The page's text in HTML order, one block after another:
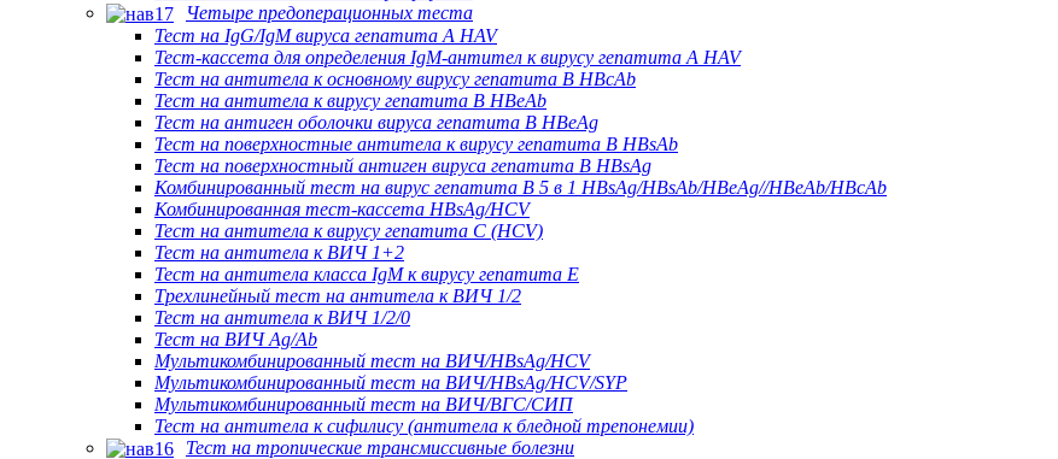
Четыре предоперационных теста
Тест на IgG/IgM вируса гепатита А HAV
Тест-кассета для определения IgM-антител к вирусу гепатита А HAV
Тест на антитела к основному вирусу гепатита B HBcAb
Тест на антитела к вирусу гепатита B HBeAb
Тест на антиген оболочки вируса гепатита B HBeAg
Тест на поверхностные антитела к вирусу гепатита B HBsAb
Тест на поверхностный антиген вируса гепатита B HBsAg
Комбинированный тест на вирус гепатита В 5 в 1 HBsAg/HBsAb/HBeAg//HBeAb/HBcAb
Комбинированная тест-кассета HBsAg/HCV
Тест на антитела к вирусу гепатита С (HCV)
Тест на антитела к ВИЧ 1+2
Тест на антитела класса IgM к вирусу гепатита Е
Трехлинейный тест на антитела к ВИЧ 1/2
Тест на антитела к ВИЧ 1/2/0
Тест на ВИЧ Ag/Ab
Мультикомбинированный тест на ВИЧ/HBsAg/HCV
Мультикомбинированный тест на ВИЧ/HBsAg/HCV/SYP
Мультикомбинированный тест на ВИЧ/ВГС/СИП
Тест на антитела к сифилису (антитела к бледной трепонемии)
Тест на тропические трансмиссивные болезни